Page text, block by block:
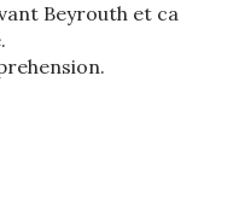
Beyrouth et ca